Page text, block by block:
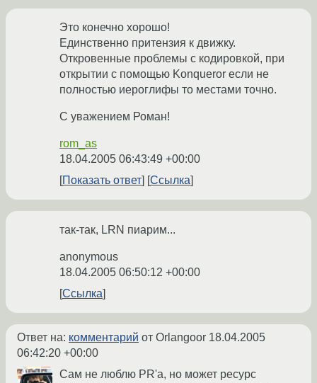
Это конечно хорошо!
Единственно притензия к движку.
Откровенные проблемы с кодировкой, при
открытии с помощью Konqueror если не
полностью иероглифы то местами точно.
С уважением Роман!
rom_as
18.04.2005 06:43:49 +00:00
Показать ответ
Ссылка
так-так, LRN пиарим...
anonymous
18.04.2005 06:50:12 +00:00
Ссылка
Ответ на: комментарий от Orlangoor 18.04.2005
06:42:20 +00:00
Сам не люблю PR'а, но может ресурс